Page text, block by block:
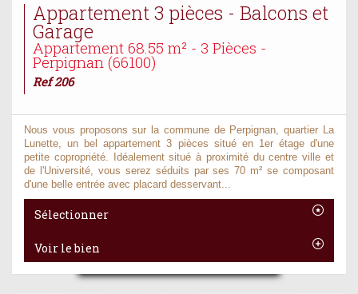
Appartement 3 pièces - Balcons et
Garage
Appartement 68.55 m² - 3 Pièces -
Perpignan (66100)
Ref 206
Nous vous proposons sur la commune de Perpignan, quartier La
Lunette, un bel appartement 3 pièces situé en 1er étage d'une
petite copropriété. Idéalement situé à proximité du centre ville et
de l'Université, vous serez séduits par ses 70 m² se composant
d'une belle entrée avec placard desservant...
Sélectionner
Voir le bien